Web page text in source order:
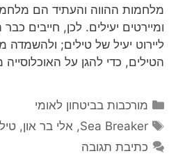
מלחמות ההווה והעתיד הם
ומיירטים יעילים. לכן, חייבים כבר
ליירוט יעיל של טילים; ולהשמדה
הטילים, כדי להגן על האוכלוסייה
קטגוריות
מורכבות בביטחון לאומי
תגיות
Sea Breaker
, אלי בר און,
כתיבת תגובה